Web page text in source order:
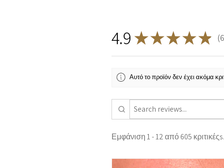
4.9 ★★★★★
Αυτό το προϊόν δεν έχει ακόμα
Εμφάνιση 1 - 12 από 605 κριτικέςs.